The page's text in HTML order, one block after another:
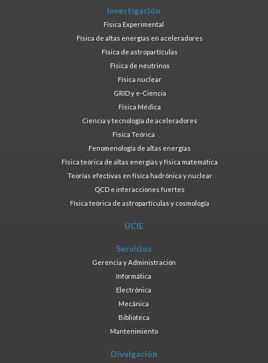
Investigación
Física Experimental
Física de altas energías en aceleradores
Física de astropartículas
Física de neutrinos
Física nuclear
GRID y e-Ciencia
Física Médica
Ciencia y tecnología de aceleradores
Física Teórica
Fenomenología de altas energías
Física teórica de altas energías y física matemática
Teorías efectivas en física hadrónica y nuclear
QCD e interacciones fuertes
Física teórica de astropartículas y cosmología
UCIE
Servicios
Gerencia y Administración
Informática
Electrónica
Mecánica
Biblioteca
Mantenimiento
Divulgación